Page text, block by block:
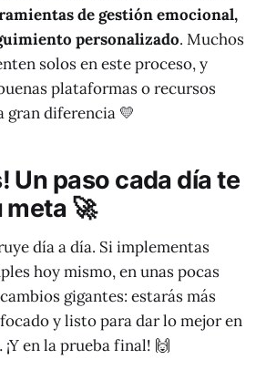
de gestión emocional,
personalizado. Muchos
solos en este proceso, y
plataformas o recursos
gran diferencia 💛
Un paso cada día te
meta 🚀
día a día. Si implementas
hoy mismo, en unas pocas
gigantes: estarás más
y listo para dar lo mejor en
en la prueba final! 🙌